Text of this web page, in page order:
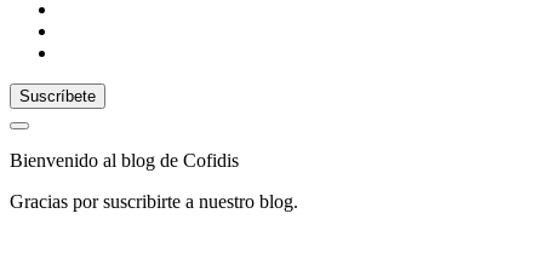
Bienvenido al blog de Cofidis
Gracias por suscribirte a nuestro blog.